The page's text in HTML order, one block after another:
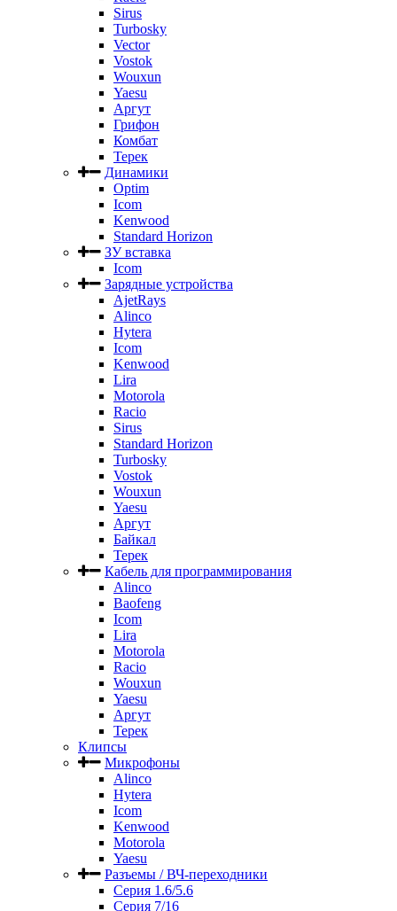
Sirus
Turbosky
Vector
Vostok
Wouxun
Yaesu
Аргут
Грифон
Комбат
Терек
Динамики
Optim
Icom
Kenwood
Standard Horizon
ЗУ вставка
Icom
Зарядные устройства
AjetRays
Alinco
Hytera
Icom
Kenwood
Lira
Motorola
Racio
Sirus
Standard Horizon
Turbosky
Vostok
Wouxun
Yaesu
Аргут
Байкал
Терек
Кабель для программирования
Alinco
Baofeng
Icom
Lira
Motorola
Racio
Wouxun
Yaesu
Аргут
Терек
Клипсы
Микрофоны
Alinco
Hytera
Icom
Kenwood
Motorola
Yaesu
Разъемы / ВЧ-переходники
Серия 1.6/5.6
Серия 7/16